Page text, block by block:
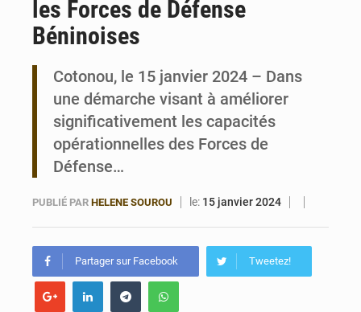
Bénin : Le CEG La Verdure de Ouèdo fait sa mue pour la rentrée
les Forces de Défense
Béninoises
Cotonou, le 15 janvier 2024 – Dans
une démarche visant à améliorer
significativement les capacités
opérationnelles des Forces de
Défense…
PUBLIÉ PAR HELENE SOUROU le: 15 janvier 2024
Partager sur Facebook Tweetez!